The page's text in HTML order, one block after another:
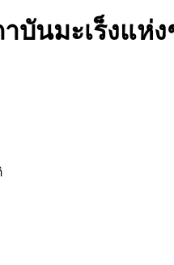
บันมะเร็งแห่